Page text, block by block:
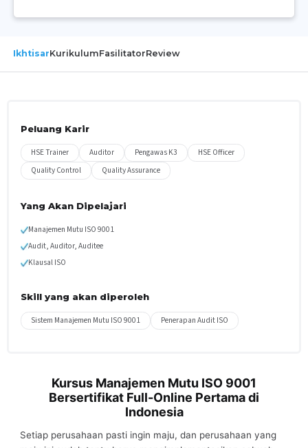
IkhtisarKurikulumFasilitatorReview
Peluang Karir
HSE Trainer Auditor Pengawas K3
HSE Officer
Quality Control
Quality Assurance
Yang Akan Dipelajari
Manajemen Mutu ISO 9001
Audit, Auditor, Auditee
Klausal ISO
Skill yang akan diperoleh
Sistem Manajemen Mutu ISO 9001 Penerapan Audit ISO
Kursus Manajemen Mutu ISO 9001
Bersertifikat Full-Online Pertama di
Indonesia
Setiap perusahaan pasti ingin maju, dan perusahaan yang